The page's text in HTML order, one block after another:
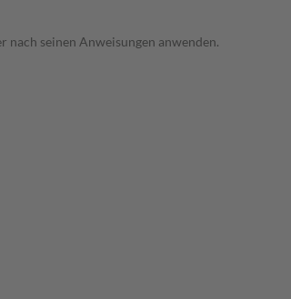
seinen Anweisungen anwenden.